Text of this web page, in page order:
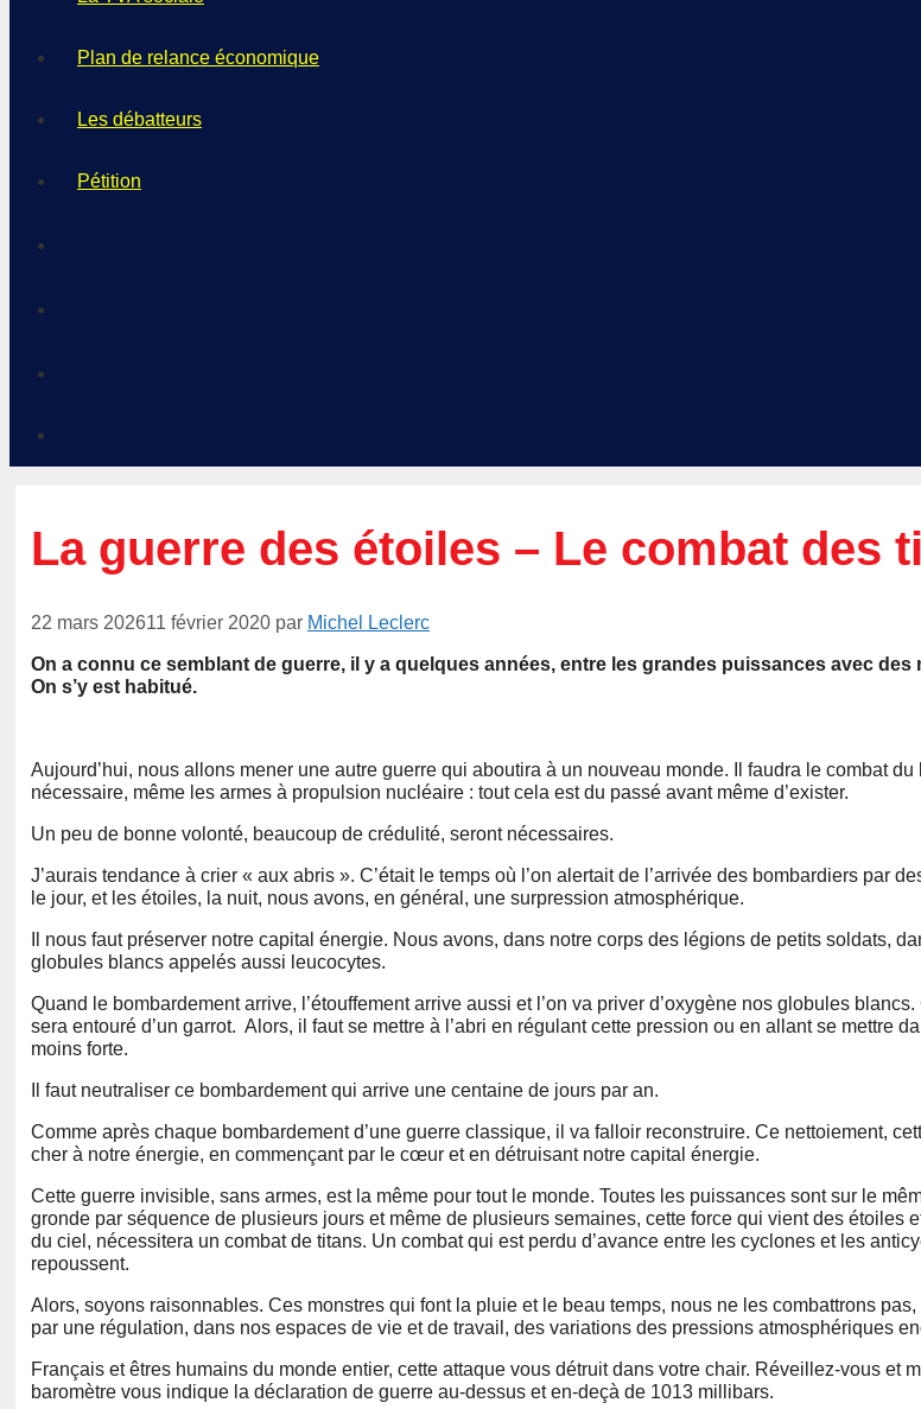
Plan de relance économique
Les débatteurs
Pétition
La guerre des étoiles – Le combat des
22 mars 202611 février 2020 par Michel Leclerc
On a connu ce semblant de guerre, il y a quelques années, entre les grandes puissances avec
On s’y est habitué.
Aujourd’hui, nous allons mener une autre guerre qui aboutira à un nouveau monde. Il faudra le combat
nécessaire, même les armes à propulsion nucléaire : tout cela est du passé avant même d’exister.
Un peu de bonne volonté, beaucoup de crédulité, seront nécessaires.
J’aurais tendance à crier « aux abris ». C’était le temps où l’on alertait de l’arrivée des bombardiers par
le jour, et les étoiles, la nuit, nous avons, en général, une surpression atmosphérique.
Il nous faut préserver notre capital énergie. Nous avons, dans notre corps des légions de petits soldats,
globules blancs appelés aussi leucocytes.
Quand le bombardement arrive, l’étouffement arrive aussi et l’on va priver d’oxygène nos globules
sera entouré d’un garrot. Alors, il faut se mettre à l’abri en régulant cette pression ou en allant se mettre
moins forte.
Il faut neutraliser ce bombardement qui arrive une centaine de jours par an.
Comme après chaque bombardement d’une guerre classique, il va falloir reconstruire. Ce nettoiement,
cher à notre énergie, en commençant par le cœur et en détruisant notre capital énergie.
Cette guerre invisible, sans armes, est la même pour tout le monde. Toutes les puissances sont sur le
gronde par séquence de plusieurs jours et même de plusieurs semaines, cette force qui vient des étoiles
du ciel, nécessitera un combat de titans. Un combat qui est perdu d’avance entre les cyclones et les
repoussent.
Alors, soyons raisonnables. Ces monstres qui font la pluie et le beau temps, nous ne les combattrons pas,
par une régulation, dans nos espaces de vie et de travail, des variations des pressions atmosphériques
Français et êtres humains du monde entier, cette attaque vous détruit dans votre chair. Réveillez-vous et
baromètre vous indique la déclaration de guerre au-dessus et en-deçà de 1013 millibars.